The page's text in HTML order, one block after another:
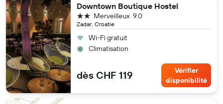
Downtown Boutique Hostel
Zadar, Croatie
9.0
Merveilleux
2 étoiles
Wi-Fi gratuit
Climatisation
dès CHF 119
Vérifier
disponibilité